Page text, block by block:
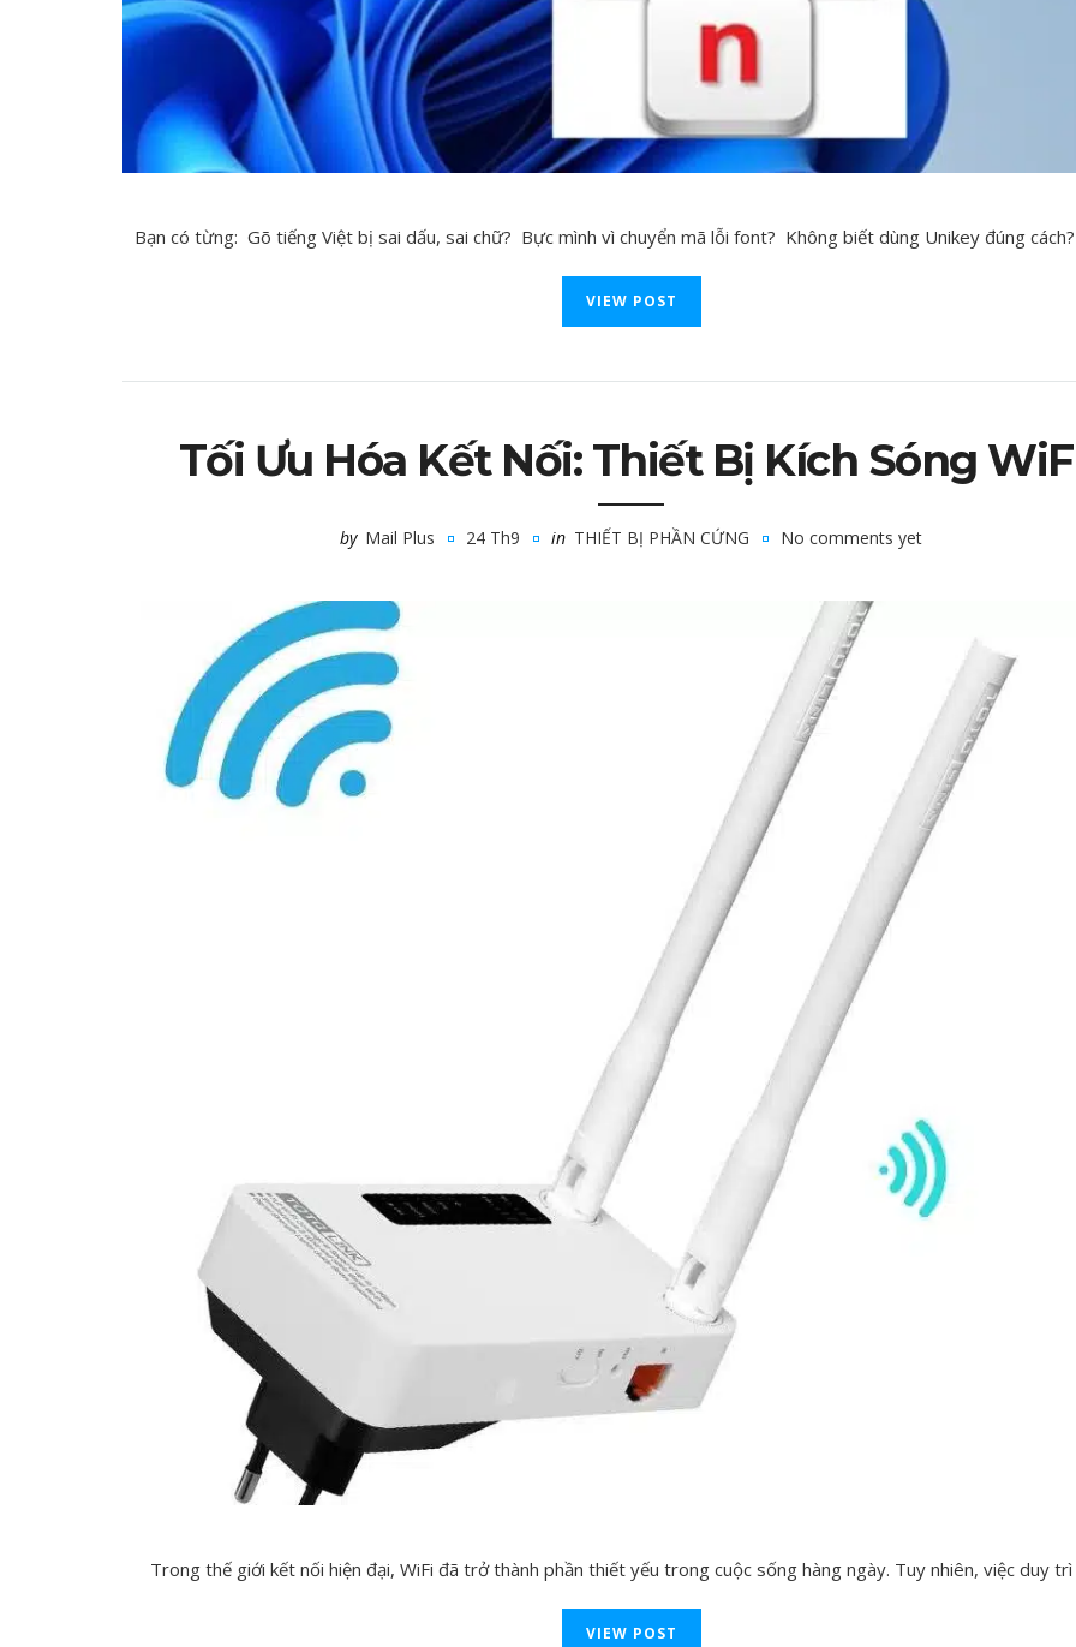
Bạn có từng: Gõ tiếng Việt bị sai dấu, sai chữ? Bực mình vì chuyển mã lỗi font? Không biết dùng Unikey đúng cách?
VIEW POST
Tối Ưu Hóa Kết Nối: Thiết Bị Kích Sóng
by Mail Plus 24 Th9 in THIẾT BỊ PHẦN CỨNG No comments yet
Trong thế giới kết nối hiện đại, WiFi đã trở thành phần thiết yếu trong cuộc sống hàng ngày. Tuy nhiên, việc duy trì
VIEW POST